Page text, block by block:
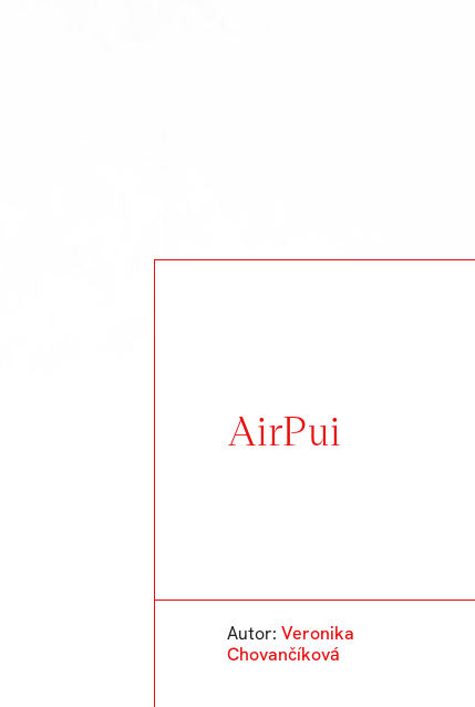
AirPui
Autor:Veronika
Chovančíková